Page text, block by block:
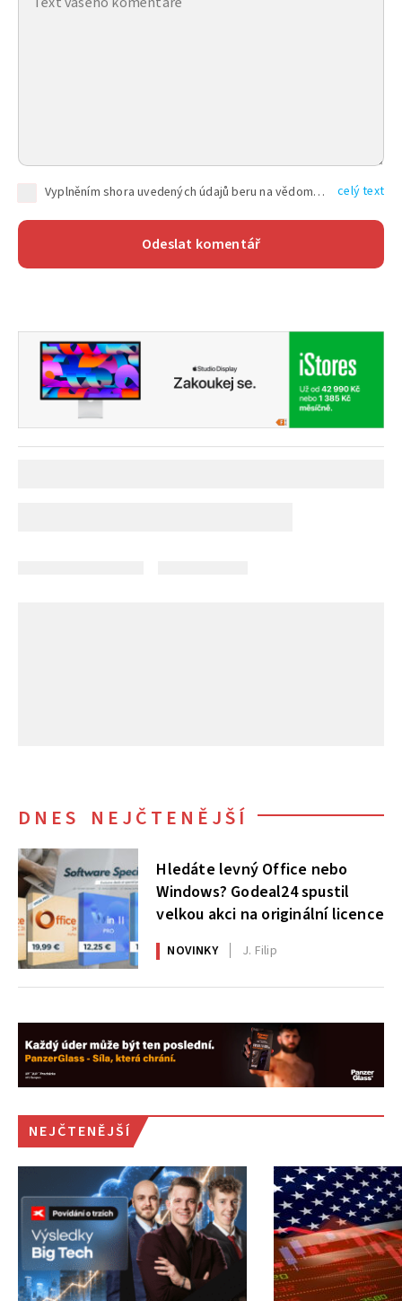
Vyplněním shora uvedených údajů beru na vědomí, že společnost TEXT FACTORY s.r.o., sídlem Brno, Durďákova 336/29, Černá Pole, PSČ: 613 00, IČ: 06157831, zapsané u Krajského soudu v Brně, oddíl C, vložka 100399, bude zpracovávat mé osobní údaje uvedené v rámci mnou vyplněného registračního formuláře na základě oprávněných zájmů TEXT FACTORY s.r.o. dle čl. 6 odst. 1 písm. f) GDPR a pro splnění právních povinností (čl. 6 odst. 1 písm. c) GDPR), a to pro tyto účely: nezbytnost zajistit oprávnění návštěvníka webových stránek provozovaných společností TEXT FACTORY s.r.o. přispívat aktivně ke zveřejněným článkům nebo v rámci diskusních fór a výkon práv TEXT FACTORY s.r.o. jako administrátora těchto diskusních fór. Více informací o zpracování osobních údajů a právech lze nalézt v celý text
DNES NEJČTENĚJŠÍ
Hledáte levný Office nebo
Windows? Godeal24 spustil
velkou akci na originální licence
NOVINKY J. Filip
NEJČTENĚJŠÍ